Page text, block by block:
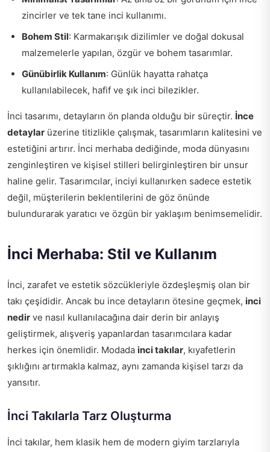
zincirler ve tek tane inci kullanımı.
Bohem Stil: Karmakarışık dizilimler ve doğal dokusal
malzemelerle yapılan, özgür ve bohem tasarımlar.
Günübirlik Kullanım: Günlük hayatta rahatça
kullanılabilecek, hafif ve şık inci bilezikler.
İnci tasarımı, detayların ön planda olduğu bir süreçtir. İnce
detaylar üzerine titizlikle çalışmak, tasarımların kalitesini ve
estetiğini artırır. İnci merhaba dediğinde, moda dünyasını
zenginleştiren ve kişisel stilleri belirginleştiren bir unsur
haline gelir. Tasarımcılar, inciyi kullanırken sadece estetik
değil, müşterilerin beklentilerini de göz önünde
bulundurarak yaratıcı ve özgün bir yaklaşım benimsemelidir.
İnci Merhaba: Stil ve Kullanım
İnci, zarafet ve estetik sözcükleriyle özdeşleşmiş olan bir
takı çeşididir. Ancak bu ince detayların ötesine geçmek, inci
nedir ve nasıl kullanılacağına dair derin bir anlayış
geliştirmek, alışveriş yapanlardan tasarımcılara kadar
herkes için önemlidir. Modada inci takılar, kıyafetlerin
şıklığını artırmakla kalmaz, aynı zamanda kişisel tarzı da
yansıtır.
İnci Takılarla Tarz Oluşturma
İnci takılar, hem klasik hem de modern giyim tarzlarıyla